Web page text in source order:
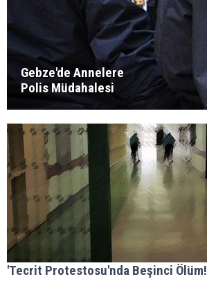
Gebze'de Annelere
Polis Müdahalesi
'Tecrit Protestosu'nda Beşinci Ölüm!